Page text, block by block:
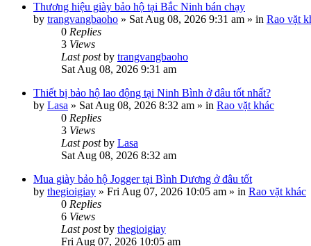
Thương hiệu giày bảo hộ tại Bắc Ninh bán chạy
by trangvangbaoho » Sat Aug 08, 2026 9:31 am » in Rao vặt
0 Replies
3 Views
Last postby trangvangbaoho
Sat Aug 08, 2026 9:31 am
Thiết bị bảo hộ lao động tại Ninh Bình ở đâu tốt nhất?
by Lasa » Sat Aug 08, 2026 8:32 am » in Rao vặt khác
0 Replies
3 Views
Last postby Lasa
Sat Aug 08, 2026 8:32 am
Mua giày bảo hộ Jogger tại Bình Dương ở đâu tốt
by thegioigiay » Fri Aug 07, 2026 10:05 am » in Rao vặt khác
0 Replies
6 Views
Last postby thegioigiay
Fri Aug 07, 2026 10:05 am